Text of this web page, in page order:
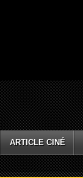
ARTICLE CINÉ